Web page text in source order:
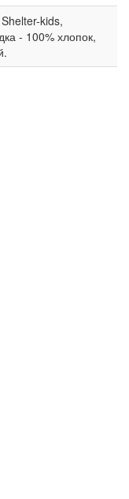
kids,
- 100% хлопок,